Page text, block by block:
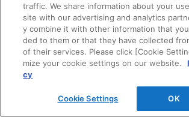
24時間換気システム〈エアスマート〉
簡易設計見積ソフト
R&Dセンター環境測定・分析サービス
商品マスター申し込み
traffic. We share information about your
site with our advertising and analytics
y combine it with other information that
ded to them or that they have collected
of their services. Please click [Cookie
mize your cookie settings on our website.
cy
Cookie Settings OK